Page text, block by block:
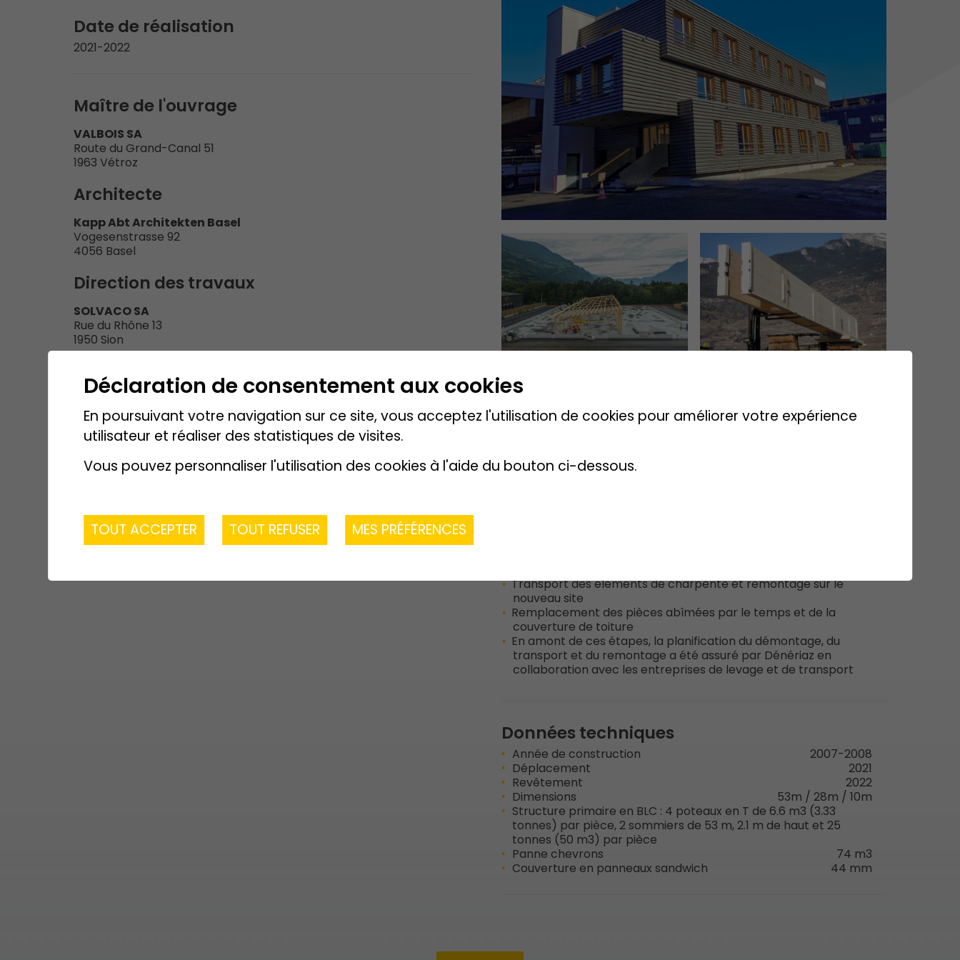
Date de réalisation
2021-2022
Maître de l'ouvrage
VALBOIS SA
Route du Grand-Canal 51
1963 Vétroz
Architecte
Kapp Abt Architekten Basel
Vogesenstrasse 92
4056 Basel
Direction des travaux
SOLVACO SA
Rue du Rhône 13
1950 Sion
Organisation du chantier
Consortium Dénériaz Construction Bois SA
60% (pilote)
DM Bois SA
Transport des éléments de charpente et remontage sur le
nouveau site
Remplacement des pièces abîmées par le temps et de la
couverture de toiture
En amont de ces étapes, la planification du démontage, du
transport et du remontage a été assuré par Dénériaz en
collaboration avec les entreprises de levage et de transport
Données techniques
Année de construction
2007-2008
Déplacement
2021
Revêtement
2022
Dimensions
53m / 28m / 10m
Structure primaire en BLC : 4 poteaux en T de 6.6 m3 (3.33
tonnes) par pièce, 2 sommiers de 53 m, 2.1 m de haut et 25
tonnes (50 m3) par pièce
Panne chevrons
74 m3
Couverture en panneaux sandwich
44 mm
Déclaration de consentement aux cookies
En poursuivant votre navigation sur ce site, vous acceptez l'utilisation de cookies pour améliorer votre expérience
utilisateur et réaliser des statistiques de visites.
Vous pouvez personnaliser l'utilisation des cookies à l'aide du bouton ci-dessous.
TOUT ACCEPTER TOUT REFUSER MES PRÉFÉRENCES